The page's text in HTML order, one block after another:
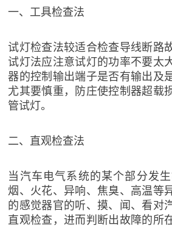
一、工具检查法
试灯检查法较适合检查导线断路
试灯法应注意试灯的功率不要太
器的控制输出端子是否有输出及
尤其要慎重，防庄使控制器超载
管试灯。
二、直观检查法
当汽车电气系统的某个部分发
烟、火花、异响、焦臭、高温等
的感觉器官的听、摸、闻、看对
直观检查，进而判断出故障的所